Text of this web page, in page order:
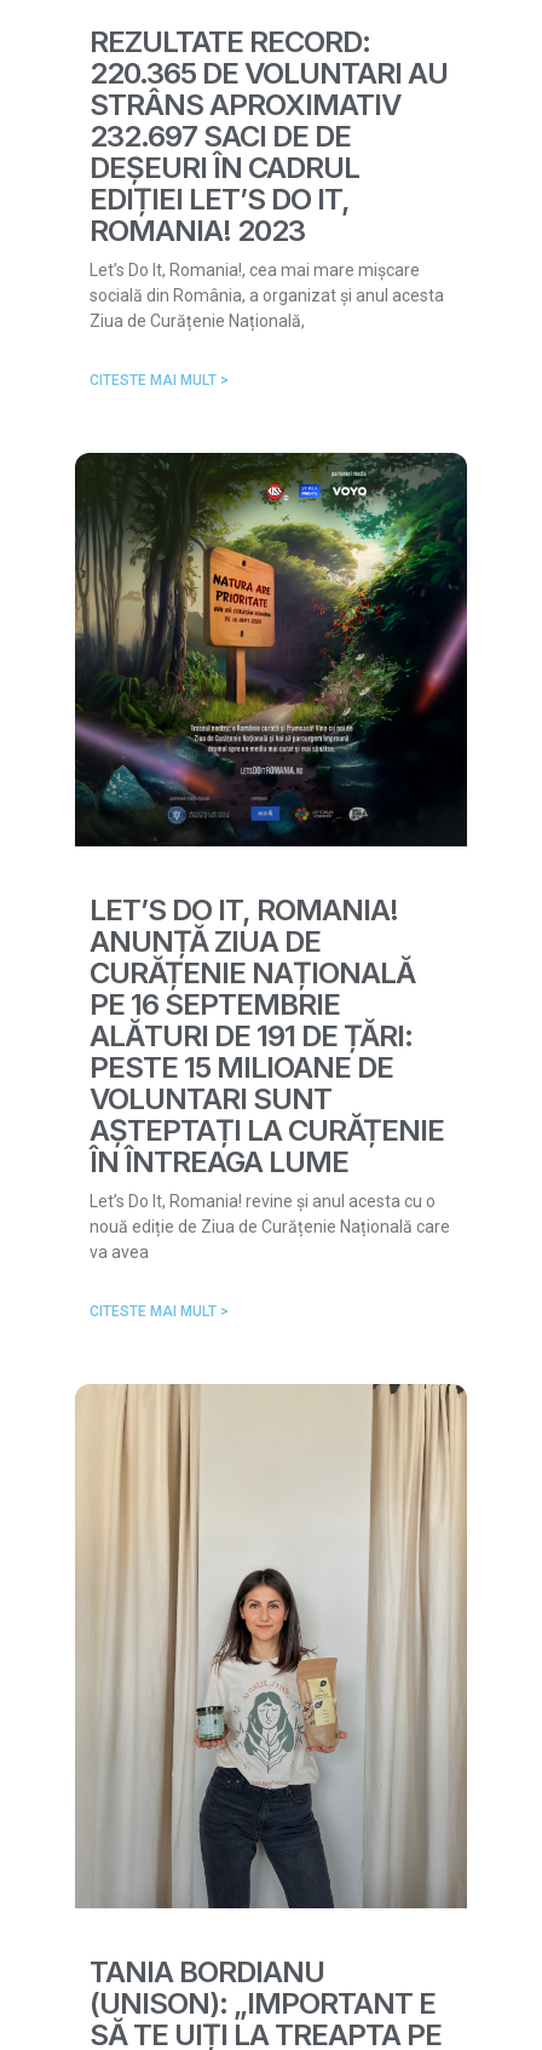
REZULTATE RECORD:
220.365 DE VOLUNTARI AU
STRÂNS APROXIMATIV
232.697 SACI DE DE
DEȘEURI ÎN CADRUL
EDIȚIEI LET’S DO IT,
ROMANIA! 2023
Let’s Do It, Romania!, cea mai mare mișcare
socială din România, a organizat și anul acesta
Ziua de Curățenie Națională,
CITESTE MAI MULT >
LET’S DO IT, ROMANIA!
ANUNȚĂ ZIUA DE
CURĂȚENIE NAȚIONALĂ
PE 16 SEPTEMBRIE
ALĂTURI DE 191 DE ȚĂRI:
PESTE 15 MILIOANE DE
VOLUNTARI SUNT
AȘTEPTAȚI LA CURĂȚENIE
ÎN ÎNTREAGA LUME
Let’s Do It, Romania! revine și anul acesta cu o
nouă ediție de Ziua de Curățenie Națională care
va avea
CITESTE MAI MULT >
TANIA BORDIANU
(UNISON): „IMPORTANT E
SĂ TE UIȚI LA TREAPTA PE